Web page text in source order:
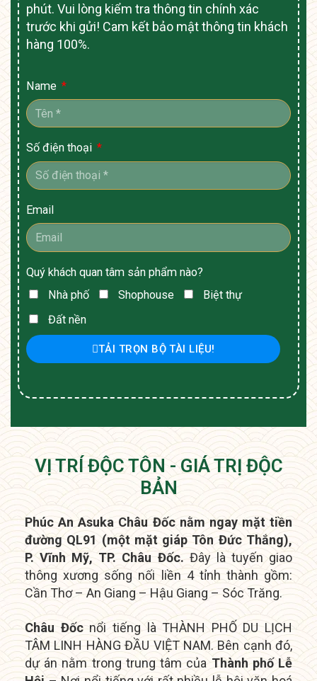
phút. Vui lòng kiểm tra thông tin chính xác
trước khi gửi! Cam kết bảo mật thông tin khách
hàng 100%.
Name
Số điện thoại
Email
Quý khách quan tâm sản phẩm nào?
Nhà phố
Shophouse
Biệt thự
Đất nền
TẢI TRỌN BỘ TÀI LIỆU!
VỊ TRÍ ĐỘC TÔN - GIÁ TRỊ ĐỘC
BẢN
Phúc An Asuka Châu Đốc nằm ngay mặt tiền
đường QL91 (một mặt giáp Tôn Đức Thắng),
P. Vĩnh Mỹ, TP. Châu Đốc. Đây là tuyến giao
thông xương sống nối liền 4 tỉnh thành gồm:
Cần Thơ – An Giang – Hậu Giang – Sóc Trăng.
Châu Đốcnổi tiếng là THÀNH PHỐ DU LỊCH
TÂM LINH HÀNG ĐẦU VIỆT NAM. Bên cạnh đó,
dự án nằm trong trung tâm củaThành phố Lễ